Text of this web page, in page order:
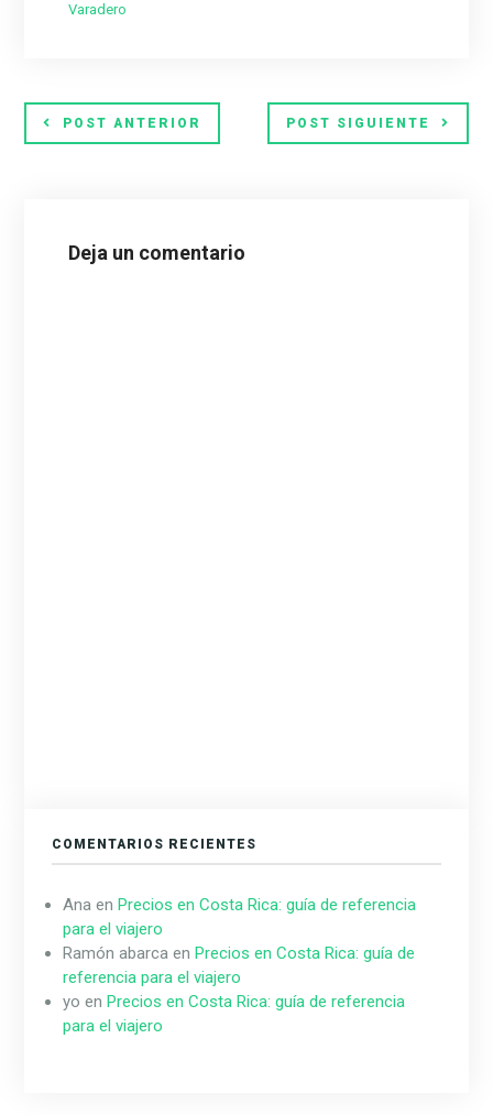
Varadero
POST ANTERIOR POST SIGUIENTE
Deja un comentario
COMENTARIOS RECIENTES
Ana en Precios en Costa Rica: guía de referencia
para el viajero
Ramón abarca en Precios en Costa Rica: guía de
referencia para el viajero
yo en Precios en Costa Rica: guía de referencia
para el viajero